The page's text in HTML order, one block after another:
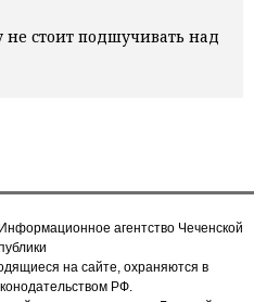
не стоит подшучивать над
агентство Чеченской
на сайте, охраняются в
РФ.